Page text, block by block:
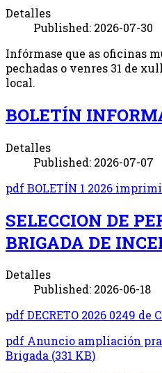
Detalles
Published: 2026-07-30
Infórmase que as oficinas
pechadas o venres 31 de
local.
BOLETÍN
Detalles
Published: 2026-07-07
pdfBOLETÍN 1 2026
SELECCION DE
BRIGADA DE
Detalles
Published: 2026-06-18
pdfDECRETO 2026 0249 de
pdf Anuncio ampliación
Brigada (331 KB)